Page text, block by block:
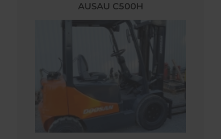
AUSAU C500H